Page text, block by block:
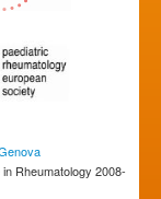
Rheumatology 2008-